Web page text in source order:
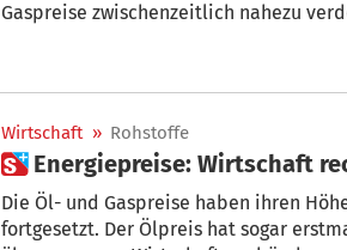
Gaspreise zwischenzeitlich nahezu
Wirtschaft » Rohstoffe
Die Öl- und Gaspreise haben ihren
fortgesetzt. Der Ölpreis hat sogar